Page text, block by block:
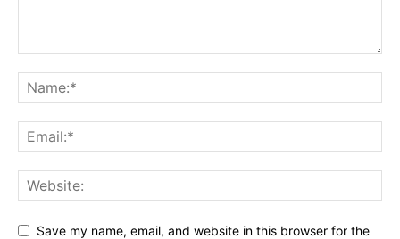
Save my name, email, and website in this browser for the